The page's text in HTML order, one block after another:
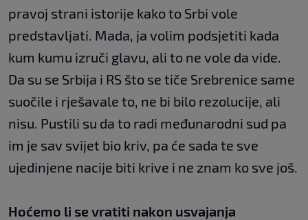
pravoj strani istorije kako to Srbi vole
predstavljati. Mada, ja volim podsjetiti kada
kum kumu izruči glavu, ali to ne vole da vide.
Da su se Srbija i RS što se tiče Srebrenice same
suočile i rješavale to, ne bi bilo rezolucije, ali
nisu. Pustili su da to radi međunarodni sud pa
im je sav svijet bio kriv, pa će sada te sve
ujedinjene nacije biti krive i ne znam ko sve još.
Hoćemo li se vratiti nakon usvajanja